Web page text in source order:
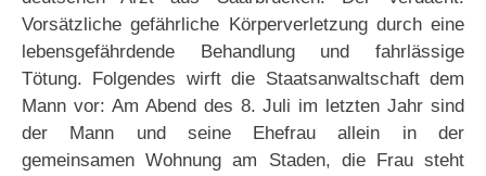
Vorsätzliche gefährliche Körperverletzung durch eine
lebensgefährdende Behandlung und fahrlässige
Tötung. Folgendes wirft die Staatsanwaltschaft dem
Mann vor: Am Abend des 8. Juli im letzten Jahr sind
der Mann und seine Ehefrau allein in der
gemeinsamen Wohnung am Staden, die Frau steht